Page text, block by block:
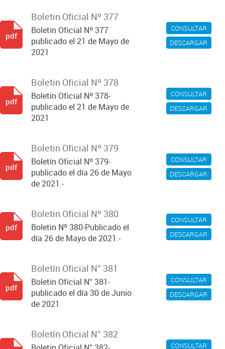
CONSULTAR
DESCARGAR
Boletin Oficial Nº 377
Boletin Oficial Nº 377
publicado el 21 de Mayo de
2021
pdf
CONSULTAR
DESCARGAR
Boletin Oficial Nº 378
Boletin Oficial Nº 378-
publicado el 21 de Mayo de
2021
pdf
CONSULTAR
DESCARGAR
Boletin Oficial Nº 379
Boletín Oficial Nº 379-
publicado el día 26 de Mayo
de 2021.-
pdf
CONSULTAR
DESCARGAR
Boletin Oficial Nº 380
Boletin Nº 380-Publicado el
día 26 de Mayo de 2021.-
pdf
CONSULTAR
DESCARGAR
Boletín Oficial N° 381
Boletin Oficial N° 381-
publicado el día 30 de Junio
de 2021
pdf
CONSULTAR
Boletín Oficial N° 382